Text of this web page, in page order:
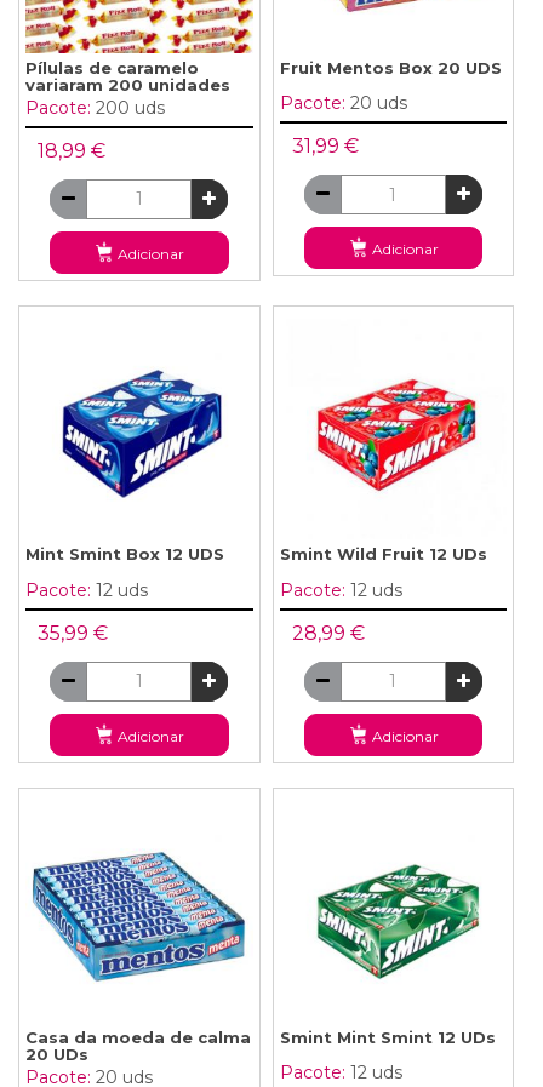
Pílulas de caramelo
variaram 200 unidades
Pacote: 200 uds
18,99 €
Adicionar
Fruit Mentos Box 20 UDS
Pacote: 20 uds
31,99 €
Adicionar
Mint Smint Box 12 UDS
Pacote: 12 uds
35,99 €
Adicionar
Smint Wild Fruit 12 UDs
Pacote: 12 uds
28,99 €
Adicionar
Casa da moeda de calma
20 UDs
Pacote: 20 uds
Smint Mint Smint 12 UDs
Pacote: 12 uds